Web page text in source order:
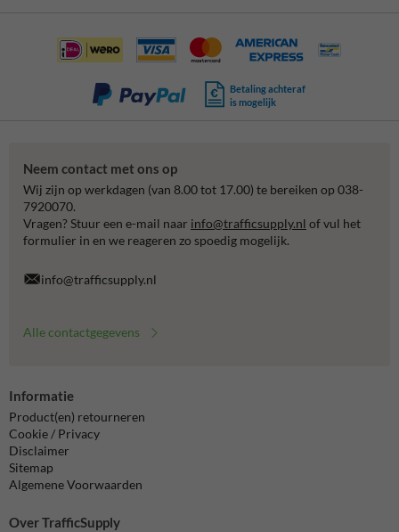
Betaling achteraf
is mogelijk
Neem contact met ons op
Wij zijn op werkdagen (van 8.00 tot 17.00) te bereiken op 038-
7920070.
Vragen? Stuur een e-mail naar info@trafficsupply.nl of vul het
formulier in en we reageren zo spoedig mogelijk.
info@trafficsupply.nl
Alle contactgegevens
Informatie
Product(en) retourneren
Cookie / Privacy
Disclaimer
Sitemap
Algemene Voorwaarden
Over TrafficSupply